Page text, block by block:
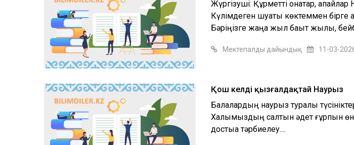
Жүргізуші: Құрметті қонақтар,
Күлімдеген шуақты көктеммен бірге
Бәріңізге жаңа жыл бақыт жылы,
Мектепалды дайындық 11-03-
Қош келдің қызғалдақтай Наурыз
Балалардың наурыз туралы
Халқымыздың салтын әдет ғұрпын
достыққа тәрбиелеу....